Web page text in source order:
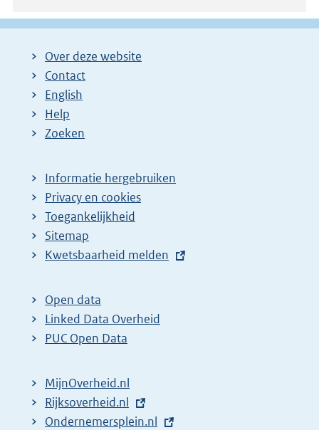
Over deze website
Contact
English
Help
Zoeken
Informatie hergebruiken
Privacy en cookies
Toegankelijkheid
Sitemap
E
t
e
r
l
i
Kwetsbaarheid melden
Open data
Linked Data Overheid
PUC Open Data
MijnOverheid.nl
E
x
Rijksoverheid.nl
E
Ondernemersplein.nl